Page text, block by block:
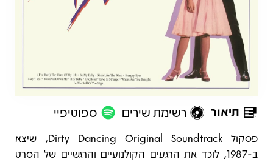
תיאור רשימת שירים ספוטיפיי
תיאור
פסקול Dirty Dancing Original Soundtrack, שיצא
ב-1987, לוכד את הרגעים הקולנועיים והרגשיים של הסרט